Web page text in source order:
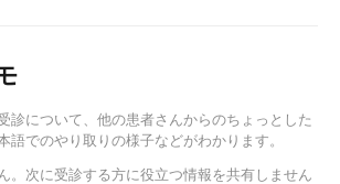
診について、他の患者さんからのちょっとした
語でのやり取りの様子などがわかります。
。次に受診する方に役立つ情報を共有しません